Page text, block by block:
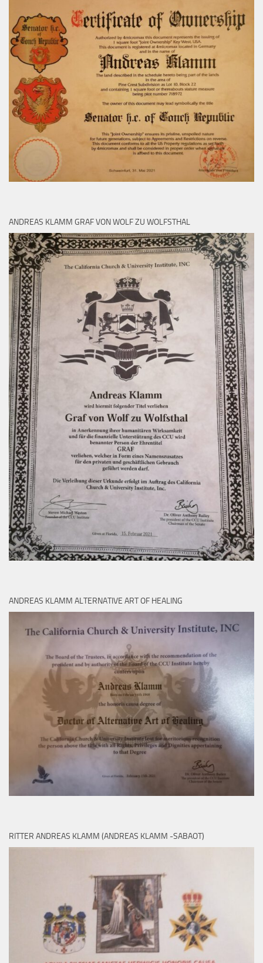
ANDREAS KLAMM GRAF VON WOLF ZU WOLFSTHAL
ANDREAS KLAMM ALTERNATIVE ART OF HEALING
RITTER ANDREAS KLAMM (ANDREAS KLAMM -SABAOT)